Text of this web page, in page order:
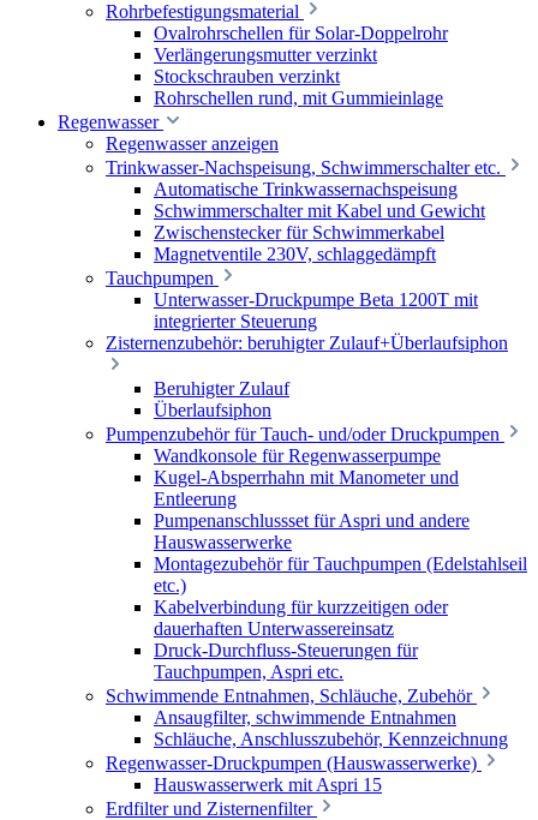
Rohrbefestigungsmaterial
Ovalrohrschellen für Solar-Doppelrohr
Verlängerungsmutter verzinkt
Stockschrauben verzinkt
Rohrschellen rund, mit Gummieinlage
Regenwasser
Regenwasser anzeigen
Trinkwasser-Nachspeisung, Schwimmerschalter etc.
Automatische Trinkwassernachspeisung
Schwimmerschalter mit Kabel und Gewicht
Zwischenstecker für Schwimmerkabel
Magnetventile 230V, schlaggedämpft
Tauchpumpen
Unterwasser-Druckpumpe Beta 1200T mit
integrierter Steuerung
Zisternenzubehör: beruhigter Zulauf+Überlaufsiphon
Beruhigter Zulauf
Überlaufsiphon
Pumpenzubehör für Tauch- und/oder Druckpumpen
Wandkonsole für Regenwasserpumpe
Kugel-Absperrhahn mit Manometer und
Entleerung
Pumpenanschlussset für Aspri und andere
Hauswasserwerke
Montagezubehör für Tauchpumpen (Edelstahlseil
etc.)
Kabelverbindung für kurzzeitigen oder
dauerhaften Unterwassereinsatz
Druck-Durchfluss-Steuerungen für
Tauchpumpen, Aspri etc.
Schwimmende Entnahmen, Schläuche, Zubehör
Ansaugfilter, schwimmende Entnahmen
Schläuche, Anschlusszubehör, Kennzeichnung
Regenwasser-Druckpumpen (Hauswasserwerke)
Hauswasserwerk mit Aspri 15
Erdfilter und Zisternenfilter